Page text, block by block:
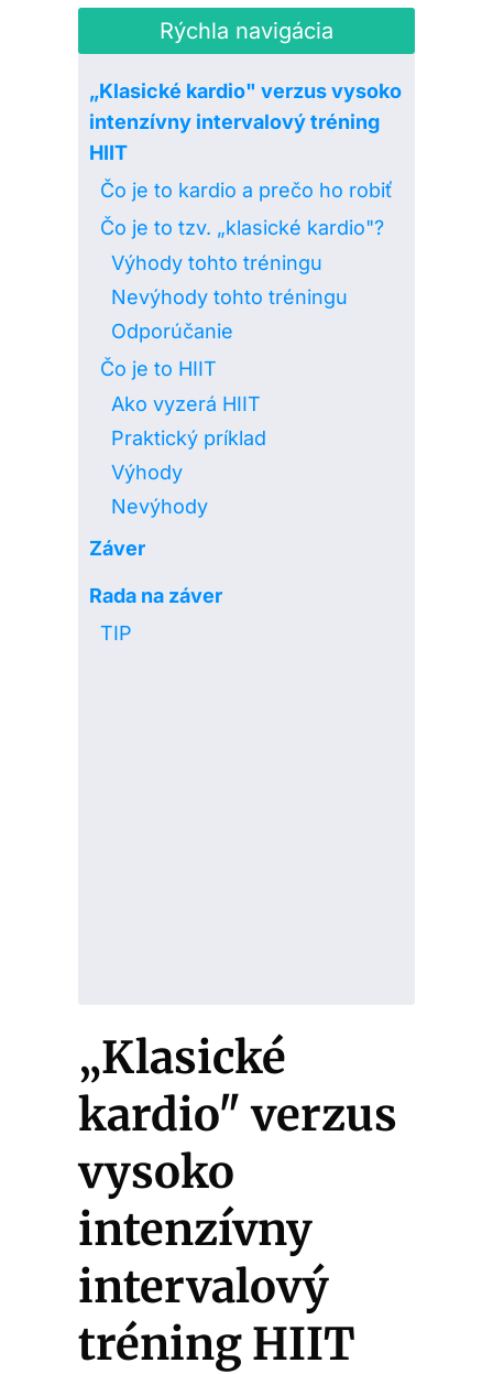
Rýchla navigácia
„Klasické kardio" verzus vysoko
intenzívny intervalový tréning
HIIT
Čo je to kardio a prečo ho robiť
Čo je to tzv. „klasické kardio"?
Výhody tohto tréningu
Nevýhody tohto tréningu
Odporúčanie
Čo je to HIIT
Ako vyzerá HIIT
Praktický príklad
Výhody
Nevýhody
Záver
Rada na záver
TIP
„Klasické
kardio" verzus
vysoko
intenzívny
intervalový
tréning HIIT